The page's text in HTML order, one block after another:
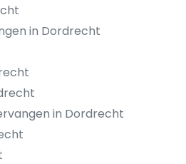
in Dordrecht
in Dordrecht